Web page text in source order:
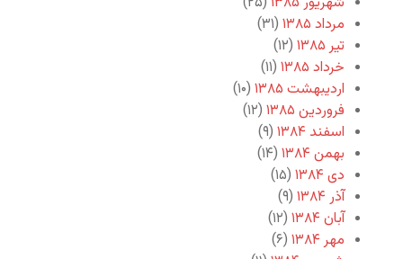
مرداد ۱۳۸۵
(۳۱)
تیر ۱۳۸۵
(۱۲)
خرداد ۱۳۸۵
(۱۱)
اردیبهشت ۱۳۸۵
(۱۰)
فروردین ۱۳۸۵
(۱۲)
اسفند ۱۳۸۴
(۹)
بهمن ۱۳۸۴
(۱۴)
دی ۱۳۸۴
(۱۵)
آذر ۱۳۸۴
(۹)
آبان ۱۳۸۴
(۱۲)
مهر ۱۳۸۴
(۶)